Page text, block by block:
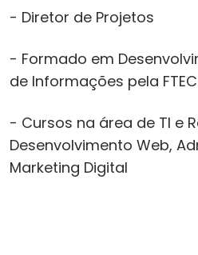
- Diretor de Projetos
- Formado em
de Informações pela FTEC
- Cursos na área de TI e
Desenvolvimento Web,
Marketing Digital